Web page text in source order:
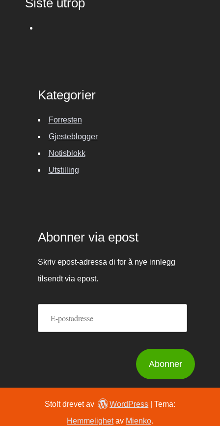
Kategorier
Forresten
Gjesteblogger
Notisblokk
Utstilling
Abonner via epost
Skriv epost-adressa di for å nye innlegg
tilsendt via epost.
Abonner
Stolt drevet av WordPress |Tema:
Hemmelighetav Mienko.